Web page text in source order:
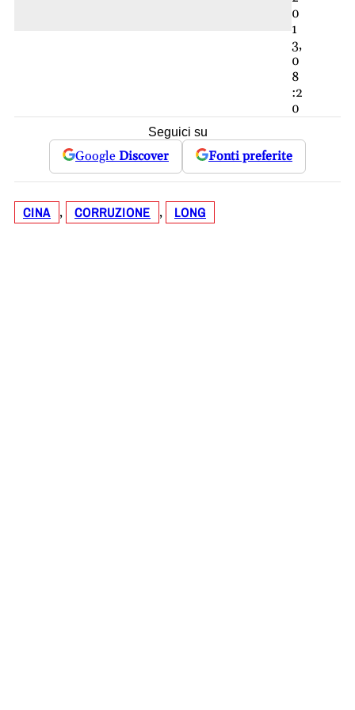
0
1
3,
0
8
:2
0
Seguici su
Google Discover Fonti preferite
CINA , CORRUZIONE , LONG